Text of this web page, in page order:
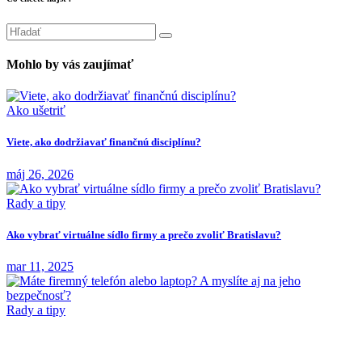
Mohlo by vás zaujímať
Ako ušetriť
Viete, ako dodržiavať finančnú disciplínu?
máj 26, 2026
Rady a tipy
Ako vybrať virtuálne sídlo firmy a prečo zvoliť Bratislavu?
mar 11, 2025
Rady a tipy